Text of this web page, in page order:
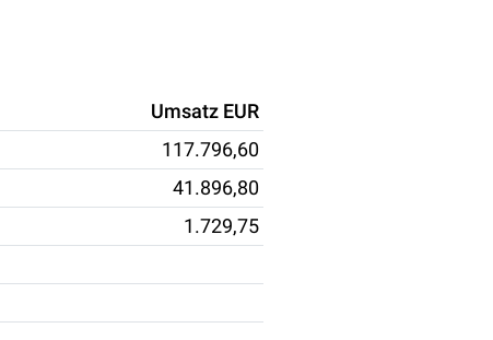
Umsatz EUR
117.796,60
41.896,80
1.729,75